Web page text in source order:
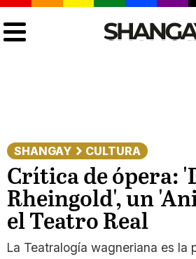
SHANGAY CULTURA
Crítica de ópera:
Rheingold', un
el Teatro Real
La Teatralogía wagneriana es la